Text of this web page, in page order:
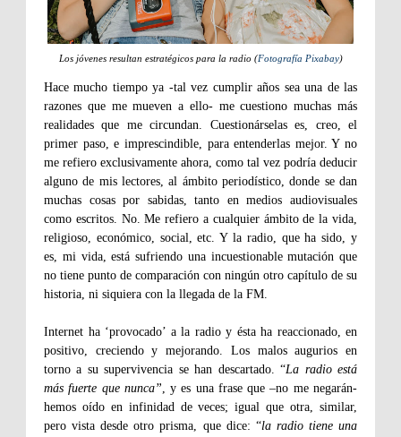
Los jóvenes resultan estratégicos para la radio (Fotografía Pixabay)
Hace mucho tiempo ya -tal vez cumplir años sea una de las
razones que me mueven a ello- me cuestiono muchas más
realidades que me circundan. Cuestionárselas es, creo, el
primer paso, e imprescindible, para entenderlas mejor. Y no
me refiero exclusivamente ahora, como tal vez podría deducir
alguno de mis lectores, al ámbito periodístico, donde se dan
muchas cosas por sabidas, tanto en medios audiovisuales
como escritos. No. Me refiero a cualquier ámbito de la vida,
religioso, económico, social, etc. Y la radio, que ha sido, y
es, mi vida, está sufriendo una incuestionable mutación que
no tiene punto de comparación con ningún otro capítulo de su
historia, ni siquiera con la llegada de la FM.
Internet ha ‘provocado’ a la radio y ésta ha reaccionado, en
positivo, creciendo y mejorando. Los malos augurios en
torno a su supervivencia se han descartado. “La radio está
más fuerte que nunca”, y es una frase que –no me negarán-
hemos oído en infinidad de veces; igual que otra, similar,
pero vista desde otro prisma, que dice: “la radio tiene una